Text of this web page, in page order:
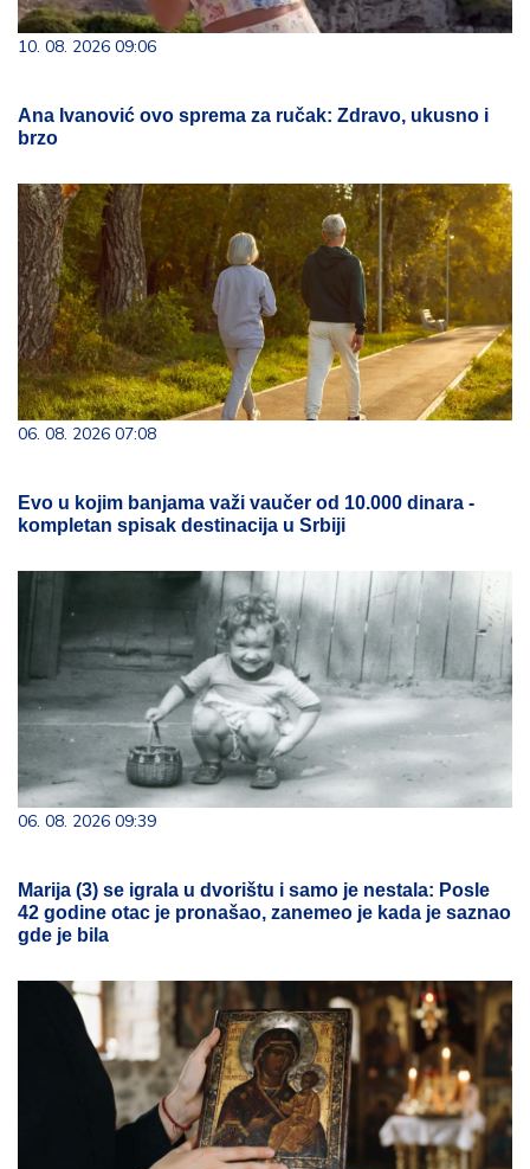
10. 08. 2026 09:06
Ana Ivanović ovo sprema za ručak: Zdravo, ukusno i
brzo
06. 08. 2026 07:08
Evo u kojim banjama važi vaučer od 10.000 dinara -
kompletan spisak destinacija u Srbiji
06. 08. 2026 09:39
Marija (3) se igrala u dvorištu i samo je nestala: Posle
42 godine otac je pronašao, zanemeo je kada je saznao
gde je bila